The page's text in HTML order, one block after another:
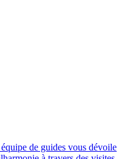
de guides vous dévoile